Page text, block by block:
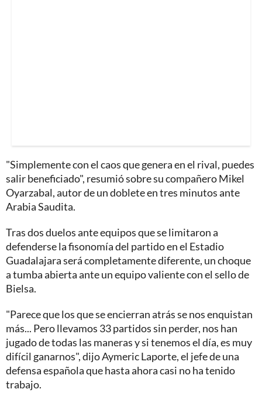
"Simplemente con el caos que genera en el rival, puedes
salir beneficiado", resumió sobre su compañero Mikel
Oyarzabal, autor de un doblete en tres minutos ante
Arabia Saudita.
Tras dos duelos ante equipos que se limitaron a
defenderse la fisonomía del partido en el Estadio
Guadalajara será completamente diferente, un choque
a tumba abierta ante un equipo valiente con el sello de
Bielsa.
"Parece que los que se encierran atrás se nos enquistan
más... Pero llevamos 33 partidos sin perder, nos han
jugado de todas las maneras y si tenemos el día, es muy
difícil ganarnos", dijo Aymeric Laporte, el jefe de una
defensa española que hasta ahora casi no ha tenido
trabajo.